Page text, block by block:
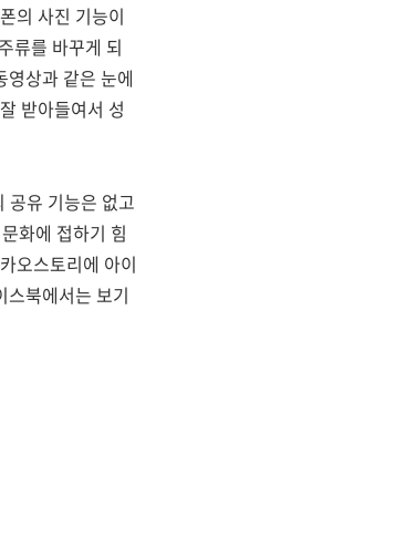
의 사진 기능이
류를 바꾸게 되
상과 같은 눈에
받아들여서 성
공유 기능은 없고
화에 접하기 힘
오스토리에 아이
스북에서는 보기